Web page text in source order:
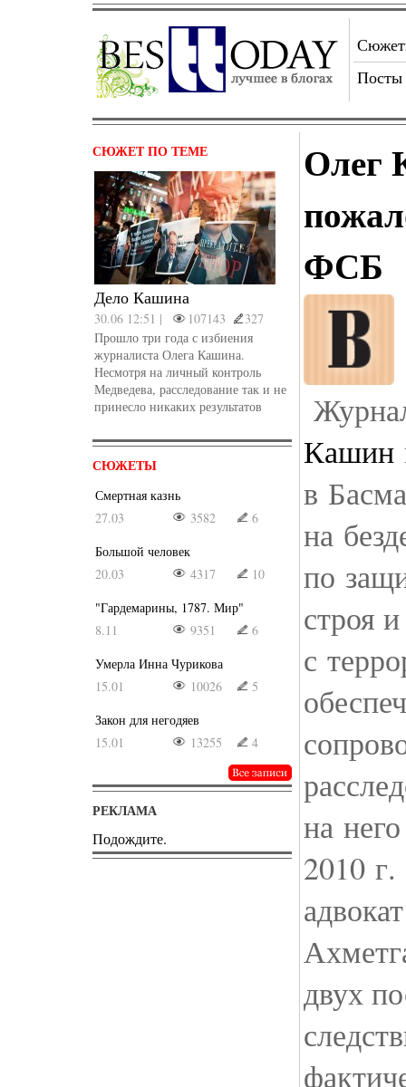
Посты
СЮЖЕТ ПО ТЕМЕ
Дело Кашина
30.06 12:51 | 107143
327
Прошло три года с избиения
журналиста Олега Кашина.
Несмотря на личный контроль
Медведева, расследование так и не
принесло никаких результатов
СЮЖЕТЫ
Смертная казнь
27.03
3582
6
Большой человек
20.03
4317
10
"Гардемарины, 1787. Мир"
8.11
9351
6
Умерла Инна Чурикова
15.01
10026
5
Закон для негодяев
15.01
13255 4
РЕКЛАМА
Подождите.
Олег
ФСБ
Кашин
в
на
по
строя
с
на
2010
двух